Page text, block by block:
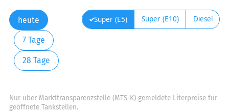
heute
7 Tage
28 Tage
Super (E5) Super (E10) Diesel
Nur über Markttransparenzstelle (MTS-K) gemeldete Literpreise für
geöffnete Tankstellen.